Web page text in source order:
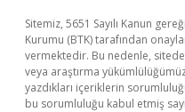
Sitemiz, 5651 Sayılı Kanun
Kurumu (BTK) tarafından
vermektedir. Bu nedenle,
veya araştırma
yazdıkları içeriklerin
bu sorumluluğu kabul etmiş